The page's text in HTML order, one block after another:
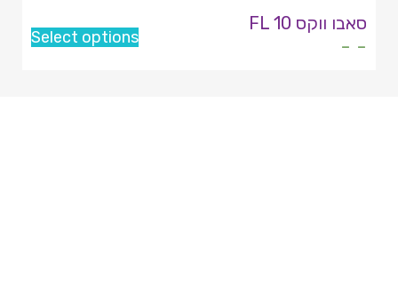
סאבו ווקס FL 10
- -
Select options